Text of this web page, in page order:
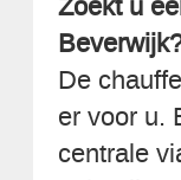
De
er voor u.
centrale